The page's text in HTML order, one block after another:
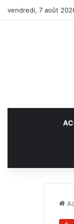
vendredi, 7 août